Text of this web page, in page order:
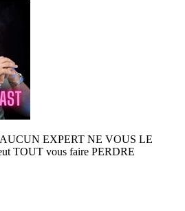
AUCUN EXPERT NE VOUS LE
TOUT vous faire PERDRE